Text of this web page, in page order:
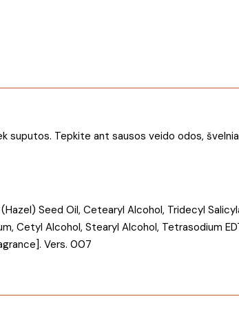
suputos. Tepkite ant sausos veido odos,
Seed Oil, Cetearyl Alcohol, Tridecyl
Cetyl Alcohol, Stearyl Alcohol, Tetrasodium
Vers. 007